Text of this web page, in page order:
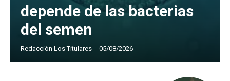
depende de las bacterias
del semen
Redacción Los Titulares - 05/08/2026